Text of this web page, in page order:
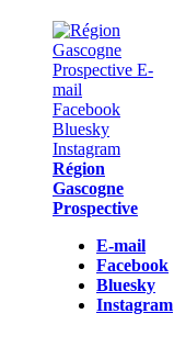
Région
Gascogne
Prospective
E-mail
Facebook
Bluesky
Instagram